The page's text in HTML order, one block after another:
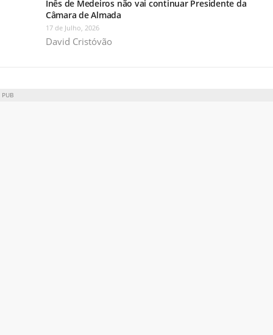
Inês de Medeiros não vai continuar Presidente da
Câmara de Almada
17 de Julho, 2026
David Cristóvão
PUB